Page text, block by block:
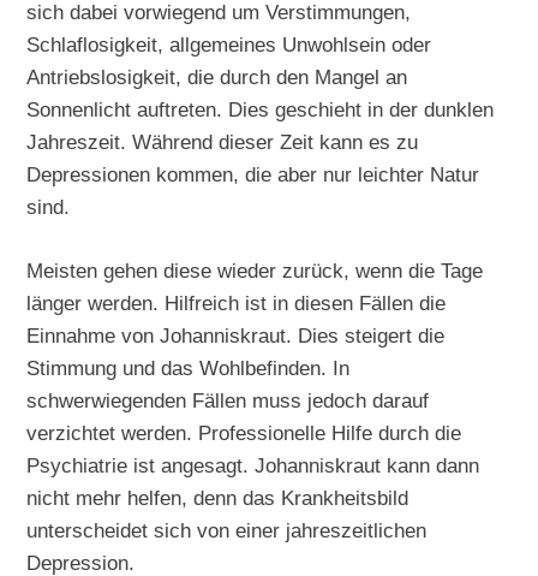
sich dabei vorwiegend um Verstimmungen,
Schlaflosigkeit, allgemeines Unwohlsein oder
Antriebslosigkeit, die durch den Mangel an
Sonnenlicht auftreten. Dies geschieht in der dunklen
Jahreszeit. Während dieser Zeit kann es zu
Depressionen kommen, die aber nur leichter Natur
sind.
Meisten gehen diese wieder zurück, wenn die Tage
länger werden. Hilfreich ist in diesen Fällen die
Einnahme von Johanniskraut. Dies steigert die
Stimmung und das Wohlbefinden. In
schwerwiegenden Fällen muss jedoch darauf
verzichtet werden. Professionelle Hilfe durch die
Psychiatrie ist angesagt. Johanniskraut kann dann
nicht mehr helfen, denn das Krankheitsbild
unterscheidet sich von einer jahreszeitlichen
Depression.